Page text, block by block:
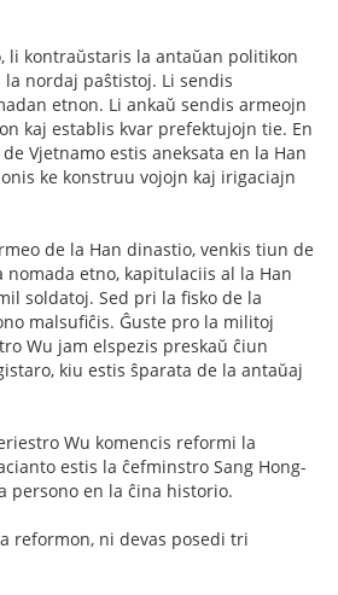
li kontraŭstaris la antaŭan politikon
la nordaj paŝtistoj. Li sendis
etnon. Li ankaŭ sendis armeojn
kaj establis kvar prefektujojn tie. En
Vjetnamo estis aneksata en la Han
ke konstruu vojojn kaj irigaciajn
de la Han dinastio, venkis tiun de
nomada etno, kapitulaciis al la Han
soldatoj. Sed pri la fisko de la
malsufiĉis. Ĝuste pro la militoj
Wu jam elspezis preskaŭ ĉiun
kiu estis ŝparata de la antaŭaj
Wu komencis reformi la
estis la ĉefminstro Sang Hong-
persono en la ĉina historio.
reformon, ni devas posedi tri